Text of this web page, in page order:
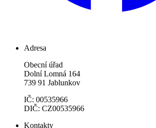
Adresa
Obecní úřad
Dolní Lomná 164
739 91 Jablunkov
IČ: 00535966
DIČ: CZ00535966
Kontakty